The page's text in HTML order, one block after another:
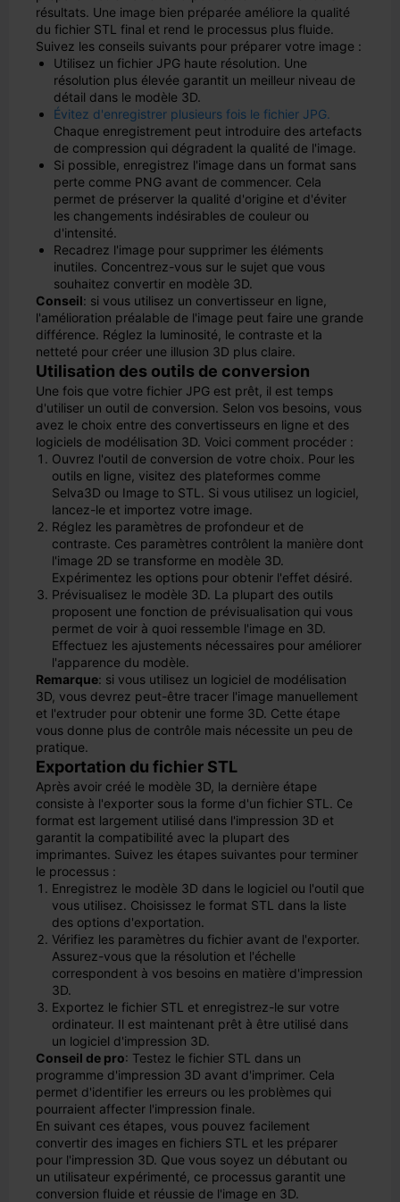
résultats. Une image bien préparée améliore la qualité
du fichier STL final et rend le processus plus fluide.
Suivez les conseils suivants pour préparer votre image :
Utilisez un fichier JPG haute résolution. Une
résolution plus élevée garantit un meilleur niveau de
détail dans le modèle 3D.
Évitez d'enregistrer plusieurs fois le fichier JPG.
Chaque enregistrement peut introduire des artefacts
de compression qui dégradent la qualité de l'image.
Si possible, enregistrez l'image dans un format sans
perte comme PNG avant de commencer. Cela
permet de préserver la qualité d'origine et d'éviter
les changements indésirables de couleur ou
d'intensité.
Recadrez l'image pour supprimer les éléments
inutiles. Concentrez-vous sur le sujet que vous
souhaitez convertir en modèle 3D.
Conseil: si vous utilisez un convertisseur en ligne,
l'amélioration préalable de l'image peut faire une grande
différence. Réglez la luminosité, le contraste et la
netteté pour créer une illusion 3D plus claire.
Utilisation des outils de conversion
Une fois que votre fichier JPG est prêt, il est temps
d'utiliser un outil de conversion. Selon vos besoins, vous
avez le choix entre des convertisseurs en ligne et des
logiciels de modélisation 3D. Voici comment procéder :
Ouvrez l'outil de conversion de votre choix. Pour les
outils en ligne, visitez des plateformes comme
Selva3D ou Image to STL. Si vous utilisez un logiciel,
lancez-le et importez votre image.
Réglez les paramètres de profondeur et de
contraste. Ces paramètres contrôlent la manière dont
l'image 2D se transforme en modèle 3D.
Expérimentez les options pour obtenir l'effet désiré.
Prévisualisez le modèle 3D. La plupart des outils
proposent une fonction de prévisualisation qui vous
permet de voir à quoi ressemble l'image en 3D.
Effectuez les ajustements nécessaires pour améliorer
l'apparence du modèle.
Remarque: si vous utilisez un logiciel de modélisation
3D, vous devrez peut-être tracer l'image manuellement
et l'extruder pour obtenir une forme 3D. Cette étape
vous donne plus de contrôle mais nécessite un peu de
pratique.
Exportation du fichier STL
Après avoir créé le modèle 3D, la dernière étape
consiste à l'exporter sous la forme d'un fichier STL. Ce
format est largement utilisé dans l'impression 3D et
garantit la compatibilité avec la plupart des
imprimantes. Suivez les étapes suivantes pour terminer
le processus :
Enregistrez le modèle 3D dans le logiciel ou l'outil que
vous utilisez. Choisissez le format STL dans la liste
des options d'exportation.
Vérifiez les paramètres du fichier avant de l'exporter.
Assurez-vous que la résolution et l'échelle
correspondent à vos besoins en matière d'impression
3D.
Exportez le fichier STL et enregistrez-le sur votre
ordinateur. Il est maintenant prêt à être utilisé dans
un logiciel d'impression 3D.
Conseil de pro: Testez le fichier STL dans un
programme d'impression 3D avant d'imprimer. Cela
permet d'identifier les erreurs ou les problèmes qui
pourraient affecter l'impression finale.
En suivant ces étapes, vous pouvez facilement
convertir des images en fichiers STL et les préparer
pour l'impression 3D. Que vous soyez un débutant ou
un utilisateur expérimenté, ce processus garantit une
conversion fluide et réussie de l'image en 3D.